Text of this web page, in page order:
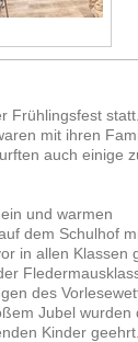
Frühlingsfest
mit ihren
auch einige
und warmen
dem Schulhof
in allen Klassen
des
Jubel wurden
Kinder